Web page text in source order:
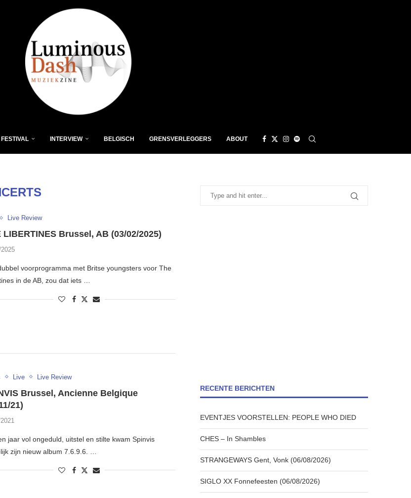
FESTIVAL INTERVIEW BELGISCH GRENSVERLEGGERS ABOUT
Live Review
LIBERTINES Brussel, AB (03/02/2025)
voorprogramma met Britse youngsters voor The
in de AB, zou dat iets …
Live Live Review
Brussel, Ancienne Belgique
21)
jaar vol ongeduld, uitstel en stilte kwam Spinvis
zijn nieuw album 7.6.9.6. …
RECENTE BERICHTEN
EVENTJES VOORSTELLEN: PEOPLE WHO DIED
CHES – In Shambles
STRANGEWAYS Gent, Vonk (06/08/2026)
SIGLO XX Fonnefeesten (06/08/2026)